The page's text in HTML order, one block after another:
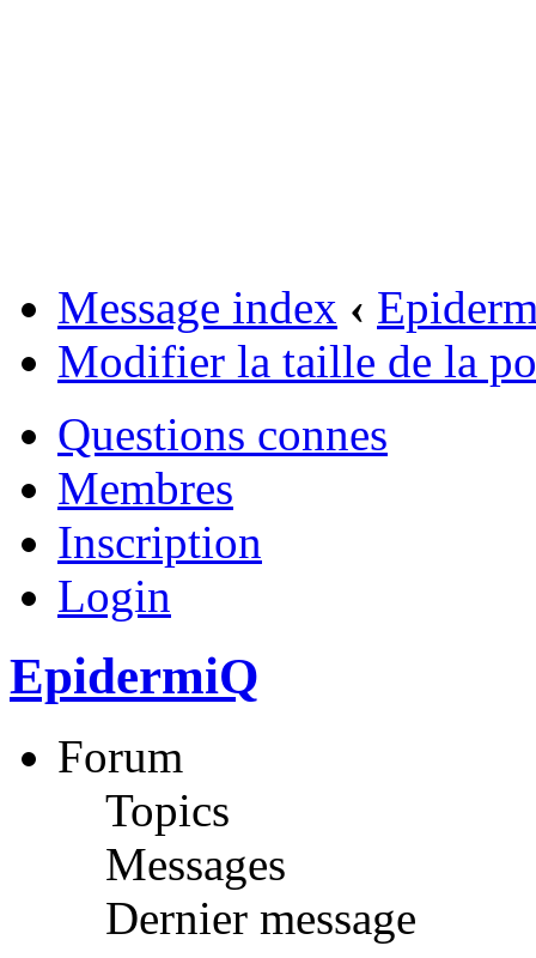
Message index ‹
Modifier la taille de la
Questions connes
Membres
Inscription
Login
EpidermiQ
Forum
Topics
Messages
Dernier message